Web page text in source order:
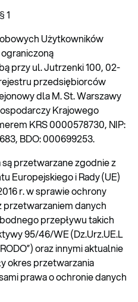
§ 1
Użytkowników
przy ul. Jutrzenki 100, 02-
przedsiębiorców
dla M. St. Warszawy
Krajowego
KRS 0000578730, NIP:
BDO: 000699253.
przetwarzane zgodnie z
Europejskiego i Rady (UE)
r. w sprawie ochrony
przetwarzaniem danych
przepływu takich
95/46/WE (Dz.Urz.UE.L
oraz innymi aktualnie
okres przetwarzania
prawa o ochronie danych